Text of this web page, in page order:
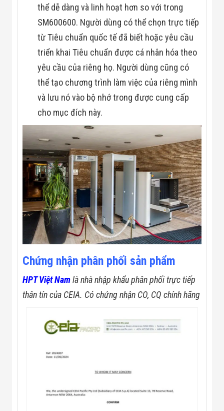
thể dễ dàng và linh hoạt hơn so với trong
SM600600. Người dùng có thể chọn trực tiếp
từ Tiêu chuẩn quốc tế đã biết hoặc yêu cầu
triển khai Tiêu chuẩn được cá nhân hóa theo
yêu cầu của riêng họ. Người dùng cũng có
thể tạo chương trình làm việc của riêng mình
và lưu nó vào bộ nhớ trong được cung cấp
cho mục đích này.
Chứng nhận phân phối sản phẩm
HPT Việt Namlà nhà nhập khẩu phân phối trực tiếp
thân tín của CEIA. Có chứng nhận CO, CQ chính hãng